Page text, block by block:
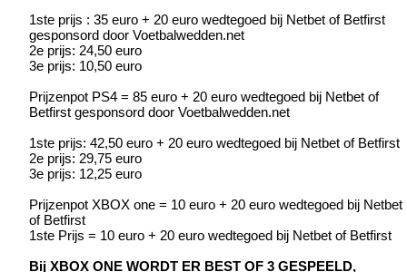
1ste prijs : 35 euro + 20 euro wedtegoed bij Netbet of Betfirst
gesponsord door Voetbalwedden.net
2e prijs: 24,50 euro
3e prijs: 10,50 euro
Prijzenpot PS4 = 85 euro + 20 euro wedtegoed bij Netbet of
Betfirst gesponsord door Voetbalwedden.net
1ste prijs: 42,50 euro + 20 euro wedtegoed bij Netbet of Betfirst
2e prijs: 29,75 euro
3e prijs: 12,25 euro
Prijzenpot XBOX one = 10 euro + 20 euro wedtegoed bij Netbet
of Betfirst
1ste Prijs = 10 euro + 20 euro wedtegoed bij Netbet of Betfirst
Bij XBOX ONE WORDT ER BEST OF 3 GESPEELD,